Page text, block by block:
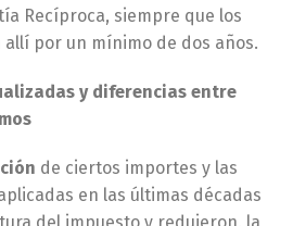
Recíproca, siempre que los
por un mínimo de dos años.
y diferencias entre
de ciertos importes y las
en las últimas décadas